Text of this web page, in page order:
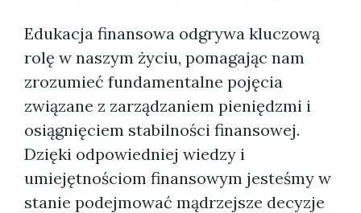
Edukacja finansowa odgrywa kluczową
rolę w naszym życiu, pomagając nam
zrozumieć fundamentalne pojęcia
związane z zarządzaniem pieniędzmi i
osiągnięciem stabilności finansowej.
Dzięki odpowiedniej wiedzy i
umiejętnościom finansowym jesteśmy w
stanie podejmować mądrzejsze decyzje